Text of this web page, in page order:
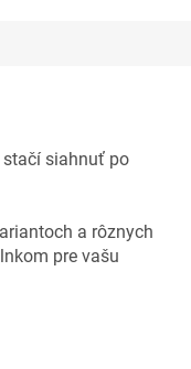
stačí siahnuť po
a rôznych
pre vašu